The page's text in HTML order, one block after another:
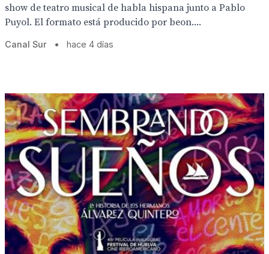
show de teatro musical de habla hispana junto a Pablo
Puyol. El formato está producido por beon....
Canal Sur • hace 4 días